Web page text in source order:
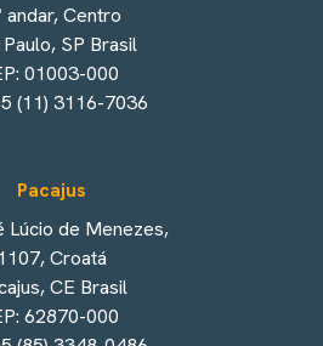
andar, Centro
SP Brasil
01003-000
(11) 3116-7036
Pacajus
Lúcio de Menezes,
Croatá
CE Brasil
62870-000